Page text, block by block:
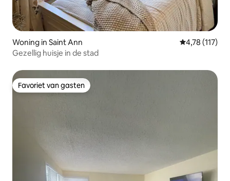
Woning in Saint Ann Gemiddelde
4,78 (117)
Gezellig huisje in de stad
Favoriet van gasten
Favoriet van gasten